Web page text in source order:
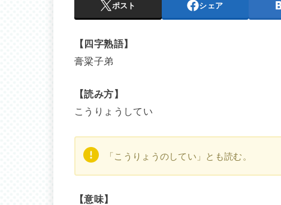
ポスト シェア
【四字熟語】
膏粱子弟
【読み方】
こうりょうしてい
「こうりょうのしてい」とも読む。
【意味】